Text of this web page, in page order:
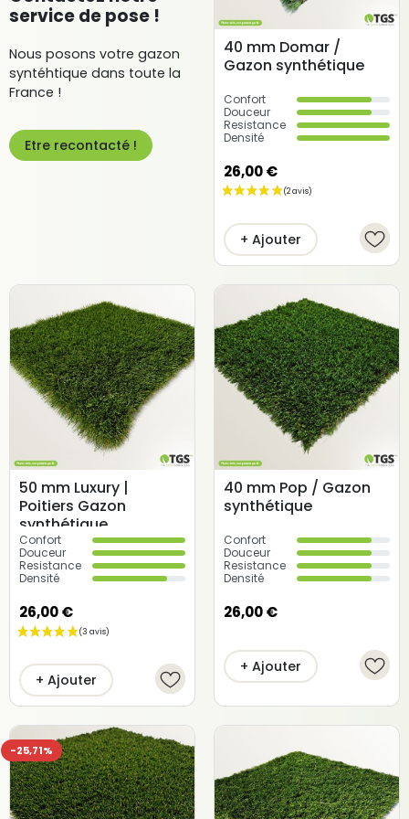
service de pose !
Nous posons votre gazon
syntéhtique dans toute la
France !
Etre recontacté !
40 mm Domar /
Gazon synthétique
Confort
Douceur
Resistance
Densité
26,00 €
+ Ajouter
50 mm Luxury |
Poitiers Gazon
synthétique
Confort
Douceur
Resistance
Densité
26,00 €
+ Ajouter
40 mm Pop / Gazon
synthétique
Confort
Douceur
Resistance
Densité
26,00 €
+ Ajouter
-25,71%